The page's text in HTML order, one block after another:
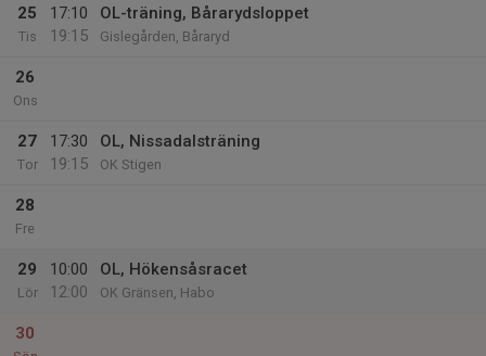
25
Tis
17:10
19:15
OL-träning, Bårarydsloppet
Gislegården, Båraryd
26
Ons
27
Tor
17:30
19:15
OL, Nissadalsträning
OK Stigen
28
Fre
29
Lör
10:00
12:00
OL, Hökensåsracet
OK Gränsen, Habo
30